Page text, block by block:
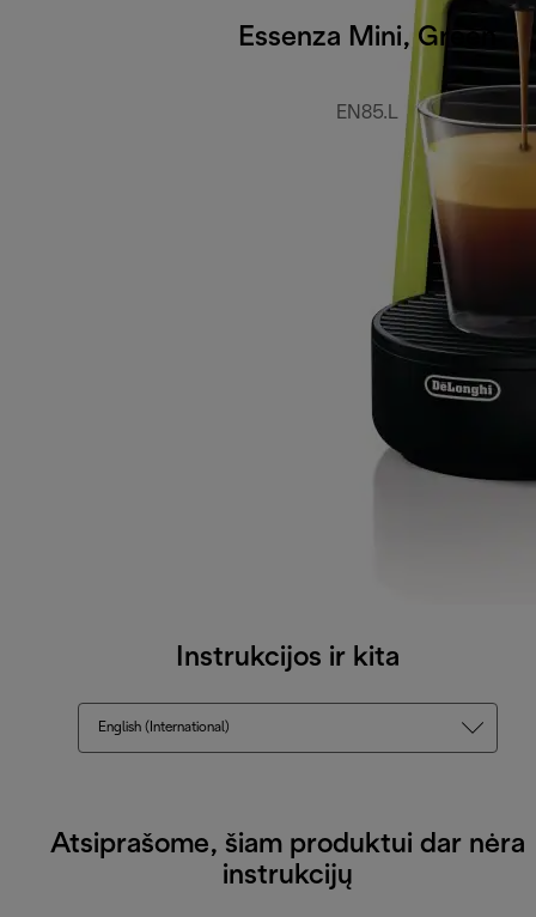
Essenza Mini, Green
EN85.L
Instrukcijos ir kita
English (International)
Atsiprašome, šiam produktui dar nėra
instrukcijų